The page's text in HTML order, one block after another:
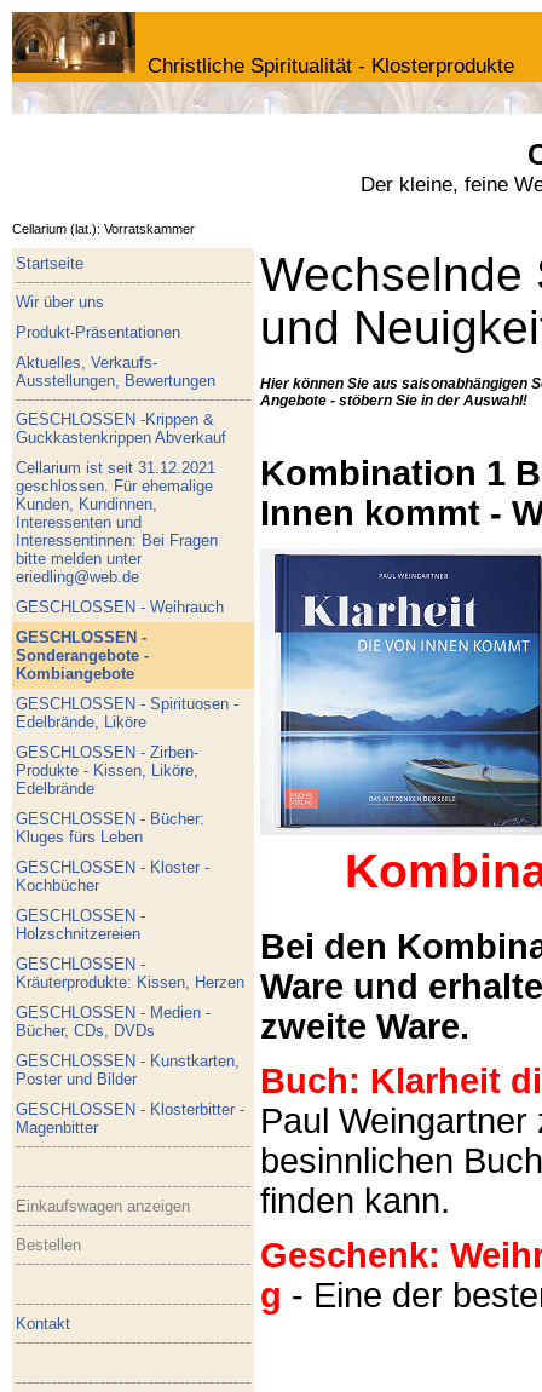
Christliche Spiritualität - Klosterprodukte
Der kleine, feine
Cellarium (lat.): Vorratskammer
Startseite
Wir über uns
Produkt-Präsentationen
Aktuelles, Verkaufs-
Ausstellungen, Bewertungen
GESCHLOSSEN -Krippen &
Guckkastenkrippen Abverkauf
Cellarium ist seit 31.12.2021
geschlossen. Für ehemalige
Kunden, Kundinnen,
Interessenten und
Interessentinnen: Bei Fragen
bitte melden unter
eriedling@web.de
GESCHLOSSEN - Weihrauch
GESCHLOSSEN -
Sonderangebote -
Kombiangebote
GESCHLOSSEN - Spirituosen -
Edelbrände, Liköre
GESCHLOSSEN - Zirben-
Produkte - Kissen, Liköre,
Edelbrände
GESCHLOSSEN - Bücher:
Kluges fürs Leben
GESCHLOSSEN - Kloster -
Kochbücher
GESCHLOSSEN -
Holzschnitzereien
GESCHLOSSEN -
Kräuterprodukte: Kissen, Herzen
GESCHLOSSEN - Medien -
Bücher, CDs, DVDs
GESCHLOSSEN - Kunstkarten,
Poster und Bilder
GESCHLOSSEN - Klosterbitter -
Magenbitter
Einkaufswagen anzeigen
Bestellen
Kontakt
Wechselnde
und
Hier können Sie aus saisonabhängigen
Angebote - stöbern Sie in der Auswahl!
Kombination 1
Innen kommt -
Bei den
Ware und
zweite Ware.
Buch: Klarheit
Paul
besinnlichen
finden kann.
Geschenk:
g - Eine der